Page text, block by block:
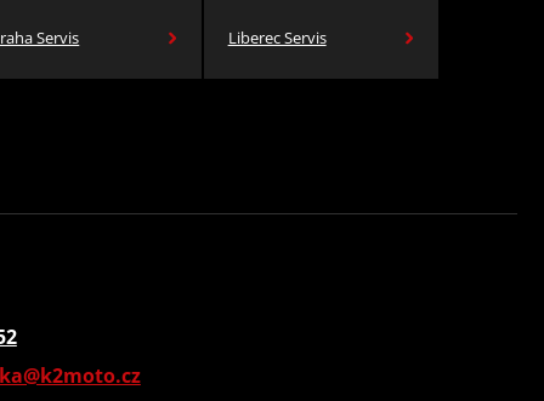
Servis Liberec Servis